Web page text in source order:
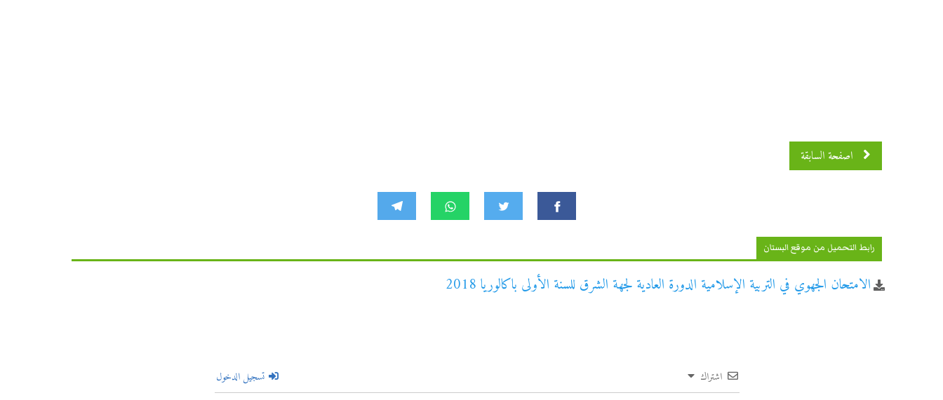
اصفحة السابقة
رابط التحميل من موقع البستان
الامتحان الجهوي في التربية الإسلامية الدورة العادية لجهة الشرق للسنة الأولى باكالوريا 2018
اشتراك تسجيل الدخول